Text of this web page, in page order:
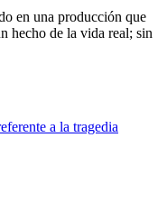
en una producción que
hecho de la vida real; sin